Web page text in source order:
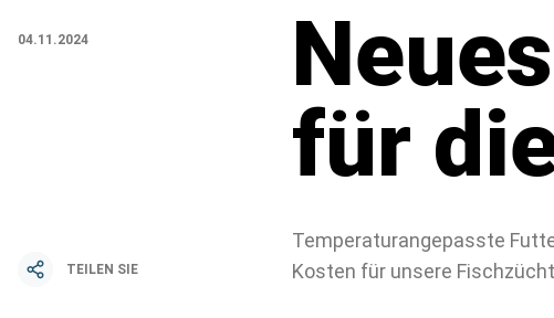
04.11.2024
TEILEN SIE
für
Temperaturangepasste
Kosten für unsere